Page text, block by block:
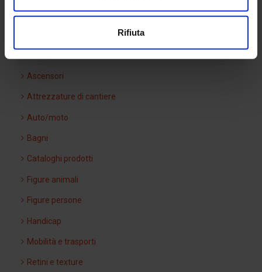
Rifiuta
Arredi interni
Ascensori
Attrezzature di cantiere
Auto/moto
Bagni
Cataloghi prodotti
Figure animali
Figure persone
Handicap
Mobilità e trasporti
Retini e texture